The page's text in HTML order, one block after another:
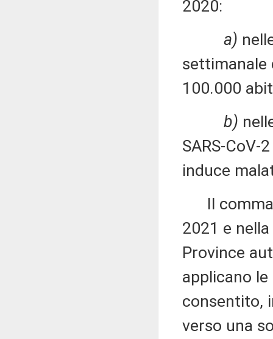
2020:
a)
settimanale
100.000
b)
SARS-
induce
Il comma
2021 e
Province
applicano
consentito,
verso una